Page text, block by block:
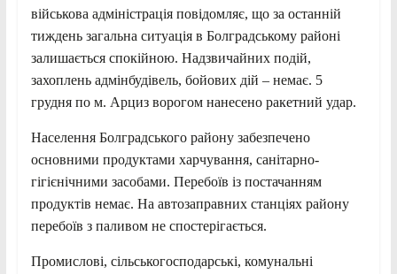
військова адміністрація повідомляє, що за останній
тиждень загальна ситуація в Болградському районі
залишається спокійною. Надзвичайних подій,
захоплень адмінбудівель, бойових дій – немає. 5
грудня по м. Арциз ворогом нанесено ракетний удар.
Населення Болградського району забезпечено
основними продуктами харчування, санітарно-
гігієнічними засобами. Перебоїв із постачанням
продуктів немає. На автозаправних станціях району
перебоїв з паливом не спостерігається.
Промислові, сільськогосподарські, комунальні